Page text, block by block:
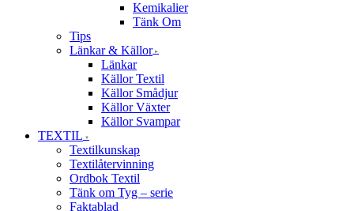
Kemikalier
Tänk Om
Tips
Länkar & Källor
Länkar
Källor Textil
Källor Smådjur
Källor Växter
Källor Svampar
TEXTIL
Textilkunskap
Textilåtervinning
Ordbok Textil
Tänk om Tyg – serie
Faktablad